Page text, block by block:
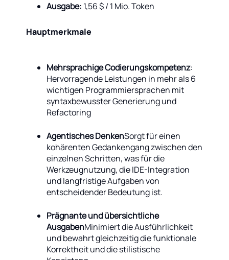
Ausgabe: 1,56 $ / 1 Mio. Token
Hauptmerkmale
Mehrsprachige Codierungskompetenz:
Hervorragende Leistungen in mehr als 6
wichtigen Programmiersprachen mit
syntaxbewusster Generierung und
Refactoring
Agentisches DenkenSorgt für einen
kohärenten Gedankengang zwischen den
einzelnen Schritten, was für die
Werkzeugnutzung, die IDE-Integration
und langfristige Aufgaben von
entscheidender Bedeutung ist.
Prägnante und übersichtliche
AusgabenMinimiert die Ausführlichkeit
und bewahrt gleichzeitig die funktionale
Korrektheit und die stilistische